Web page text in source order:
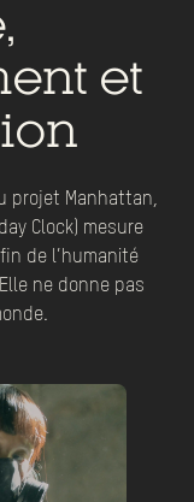
et
projet Manhattan,
Clock) mesure
de l’humanité
ne donne pas